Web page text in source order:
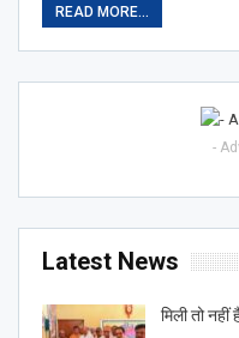
READ MORE...
-
Latest News
मिली तो